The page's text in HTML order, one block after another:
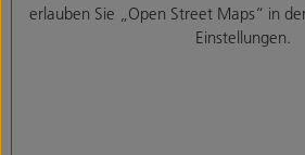
erlauben Sie „Open Street Maps“ in
Einstellungen.